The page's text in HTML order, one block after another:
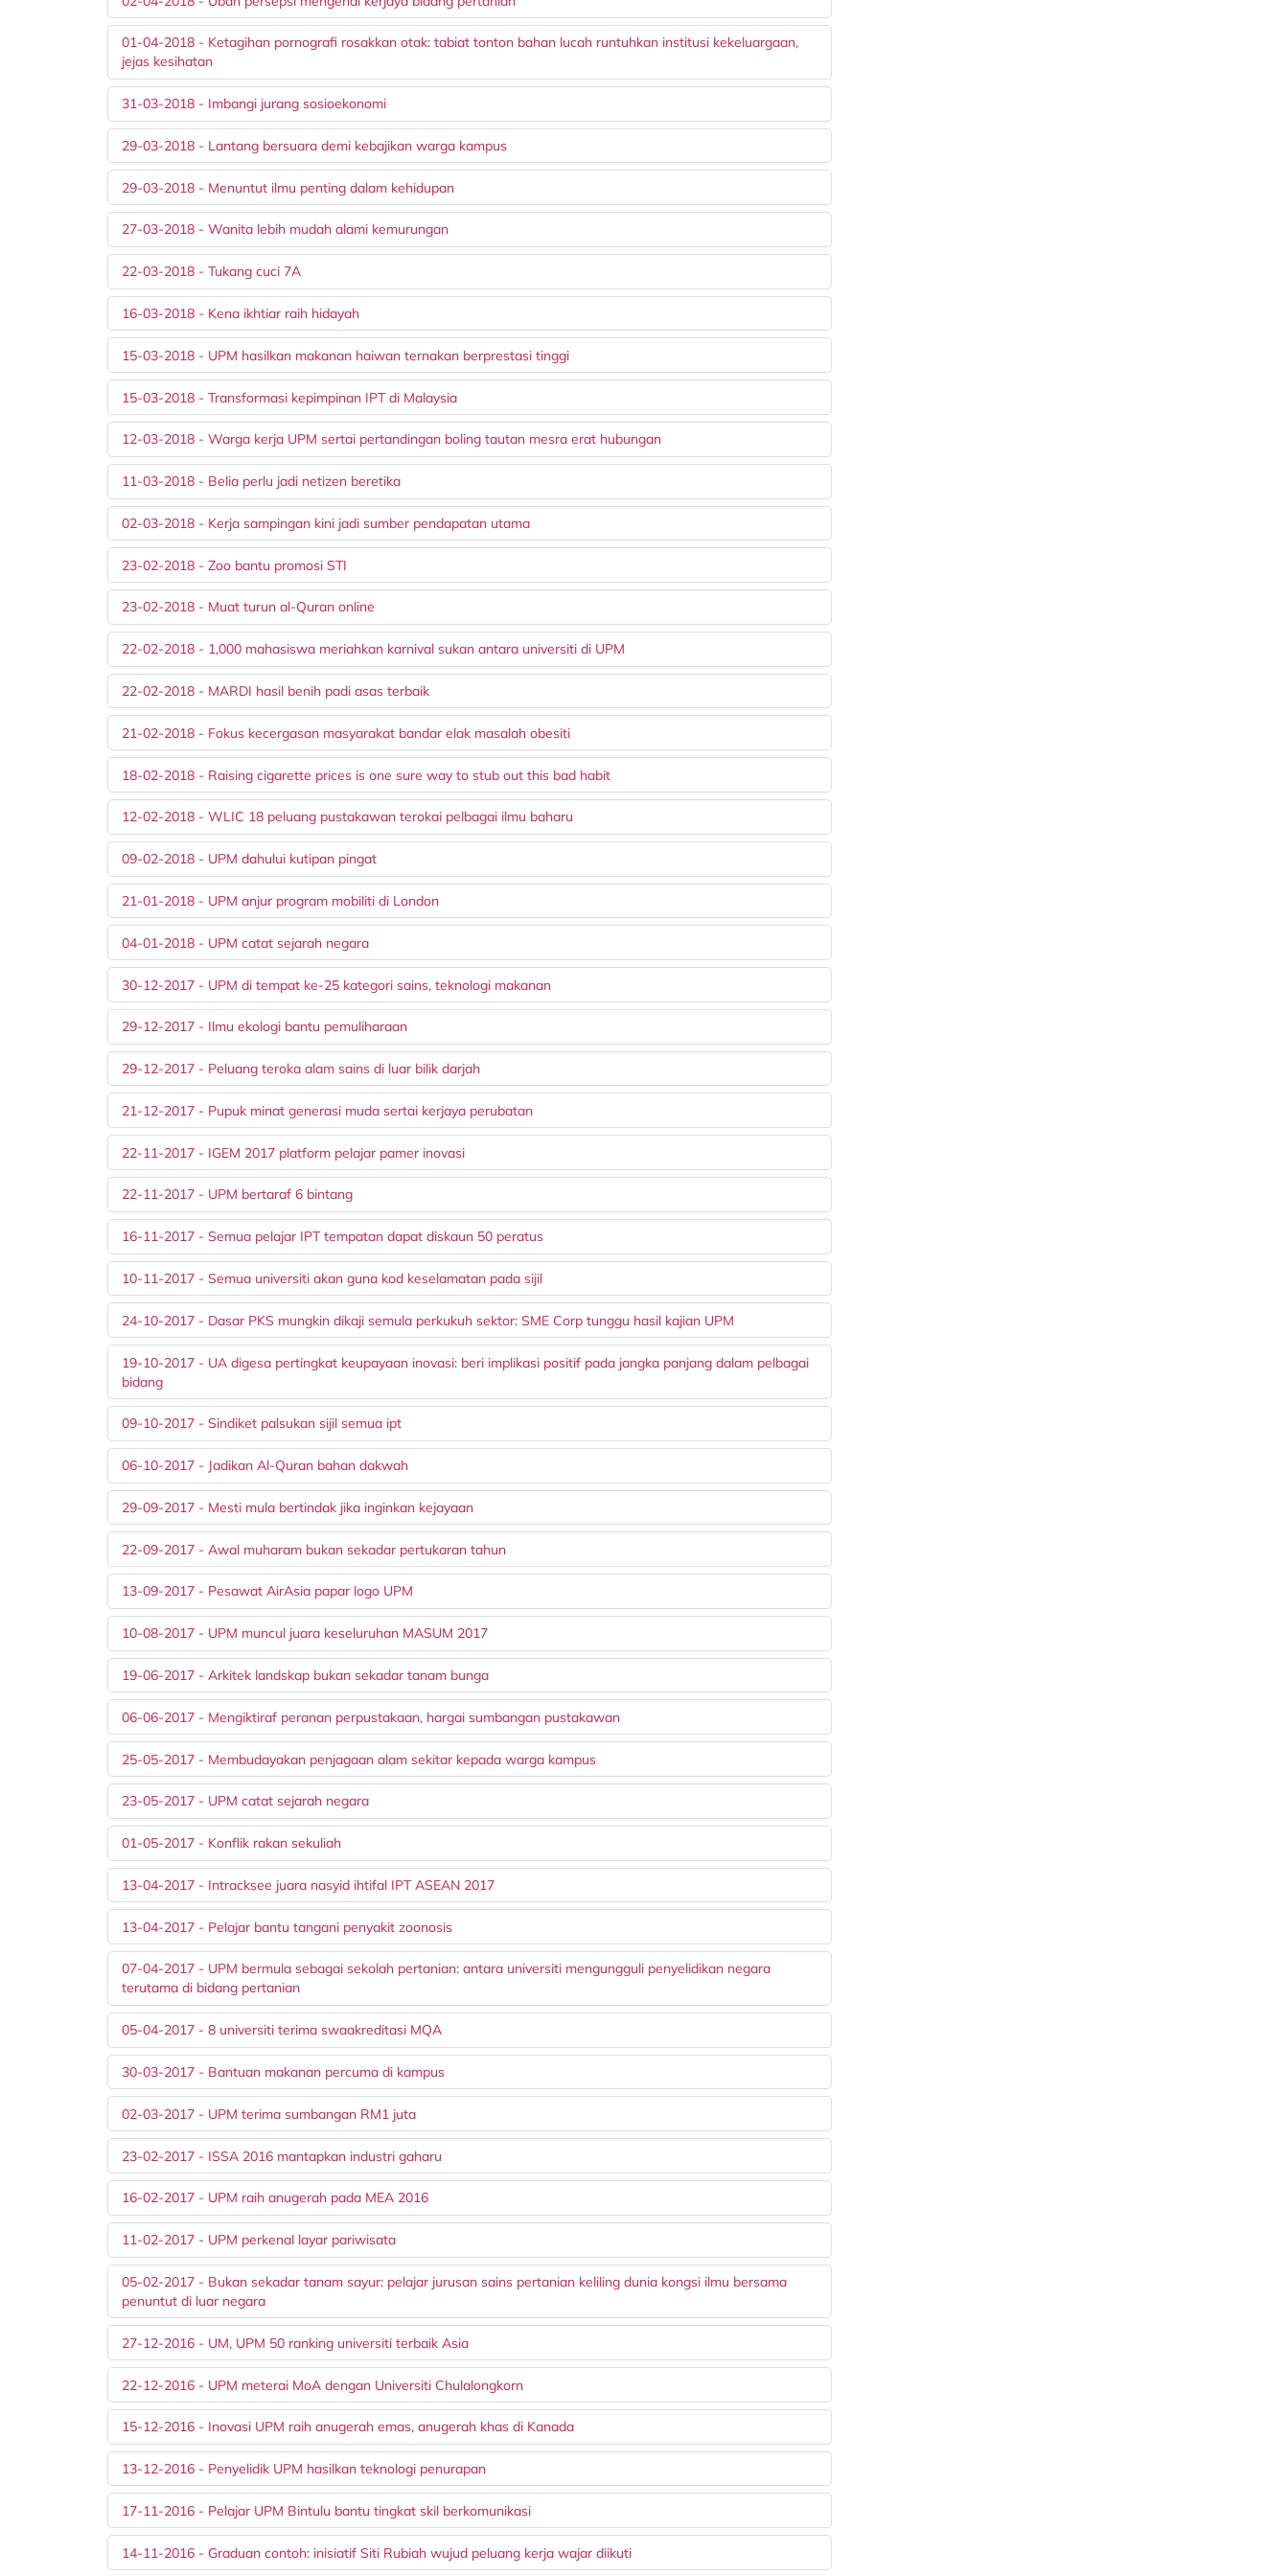
01-04-2018 - Ketagihan pornografi rosakkan otak: tabiat tonton bahan lucah runtuhkan institusi kekeluargaan,
jejas kesihatan
31-03-2018 - Imbangi jurang sosioekonomi
29-03-2018 - Lantang bersuara demi kebajikan warga kampus
29-03-2018 - Menuntut ilmu penting dalam kehidupan
27-03-2018 - Wanita lebih mudah alami kemurungan
22-03-2018 - Tukang cuci 7A
16-03-2018 - Kena ikhtiar raih hidayah
15-03-2018 - UPM hasilkan makanan haiwan ternakan berprestasi tinggi
15-03-2018 - Transformasi kepimpinan IPT di Malaysia
12-03-2018 - Warga kerja UPM sertai pertandingan boling tautan mesra erat hubungan
11-03-2018 - Belia perlu jadi netizen beretika
02-03-2018 - Kerja sampingan kini jadi sumber pendapatan utama
23-02-2018 - Zoo bantu promosi STI
23-02-2018 - Muat turun al-Quran online
22-02-2018 - 1,000 mahasiswa meriahkan karnival sukan antara universiti di UPM
22-02-2018 - MARDI hasil benih padi asas terbaik
21-02-2018 - Fokus kecergasan masyarakat bandar elak masalah obesiti
18-02-2018 - Raising cigarette prices is one sure way to stub out this bad habit
12-02-2018 - WLIC 18 peluang pustakawan terokai pelbagai ilmu baharu
09-02-2018 - UPM dahului kutipan pingat
21-01-2018 - UPM anjur program mobiliti di London
04-01-2018 - UPM catat sejarah negara
30-12-2017 - UPM di tempat ke-25 kategori sains, teknologi makanan
29-12-2017 - Ilmu ekologi bantu pemuliharaan
29-12-2017 - Peluang teroka alam sains di luar bilik darjah
21-12-2017 - Pupuk minat generasi muda sertai kerjaya perubatan
22-11-2017 - IGEM 2017 platform pelajar pamer inovasi
22-11-2017 - UPM bertaraf 6 bintang
16-11-2017 - Semua pelajar IPT tempatan dapat diskaun 50 peratus
10-11-2017 - Semua universiti akan guna kod keselamatan pada sijil
24-10-2017 - Dasar PKS mungkin dikaji semula perkukuh sektor: SME Corp tunggu hasil kajian UPM
19-10-2017 - UA digesa pertingkat keupayaan inovasi: beri implikasi positif pada jangka panjang dalam pelbagai
bidang
09-10-2017 - Sindiket palsukan sijil semua ipt
06-10-2017 - Jadikan Al-Quran bahan dakwah
29-09-2017 - Mesti mula bertindak jika inginkan kejayaan
22-09-2017 - Awal muharam bukan sekadar pertukaran tahun
13-09-2017 - Pesawat AirAsia papar logo UPM
10-08-2017 - UPM muncul juara keseluruhan MASUM 2017
19-06-2017 - Arkitek landskap bukan sekadar tanam bunga
06-06-2017 - Mengiktiraf peranan perpustakaan, hargai sumbangan pustakawan
25-05-2017 - Membudayakan penjagaan alam sekitar kepada warga kampus
23-05-2017 - UPM catat sejarah negara
01-05-2017 - Konflik rakan sekuliah
13-04-2017 - Intracksee juara nasyid ihtifal IPT ASEAN 2017
13-04-2017 - Pelajar bantu tangani penyakit zoonosis
07-04-2017 - UPM bermula sebagai sekolah pertanian: antara universiti mengungguli penyelidikan negara
terutama di bidang pertanian
05-04-2017 - 8 universiti terima swaakreditasi MQA
30-03-2017 - Bantuan makanan percuma di kampus
02-03-2017 - UPM terima sumbangan RM1 juta
23-02-2017 - ISSA 2016 mantapkan industri gaharu
16-02-2017 - UPM raih anugerah pada MEA 2016
11-02-2017 - UPM perkenal layar pariwisata
05-02-2017 - Bukan sekadar tanam sayur: pelajar jurusan sains pertanian keliling dunia kongsi ilmu bersama
penuntut di luar negara
27-12-2016 - UM, UPM 50 ranking universiti terbaik Asia
22-12-2016 - UPM meterai MoA dengan Universiti Chulalongkorn
15-12-2016 - Inovasi UPM raih anugerah emas, anugerah khas di Kanada
13-12-2016 - Penyelidik UPM hasilkan teknologi penurapan
17-11-2016 - Pelajar UPM Bintulu bantu tingkat skil berkomunikasi
14-11-2016 - Graduan contoh: inisiatif Siti Rubiah wujud peluang kerja wajar diikuti